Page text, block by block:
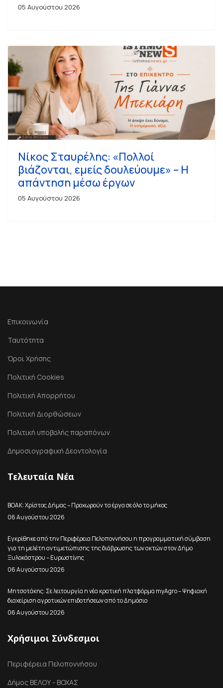
05 Αυγούστου 2026
Νίκος Σταυρέλης: «Πολλοί
βιάζονται, εμείς δουλεύουμε» – Η
απάντηση μέσω έργων
05 Αυγούστου 2026
Επικοινωνία
Ταυτότητα
Όροι Χρήσης
Πολιτική Cookies
Πολιτική Απορρήτου
Πολιτική Διορθώσεων
Πολιτική υποβολής παραπόνων
Δημοσιογραφική Δεοντολογία
Τελευταία Νέα
ΒΟΑΚ: Χρίστος Δήμας – Προχωρούν τα έργα σε όλο το μήκος
06 Αυγούστου 2026
Εγκρίθηκε από την Περιφέρεια Πελοποννήσου η προγραμματική σύμβαση
για τη μελέτη αντιμετώπισης της διάβρωσης των ακτών στον Δήμο
Ξυλοκάστρου – Ευρωστίνης
06 Αυγούστου 2026
Μητσοτάκης: Σε λειτουργία η νέα κρατική πλατφόρμα myAgro – Ψηφιακή
διαχείριση αγροτικών επιδοτήσεων από το Δημόσιο
06 Αυγούστου 2026
Χρήσιμοι Σύνδεσμοι
Περιφέρεια Πελοποννήσου
Δήμος ΒΕΛΟΥ - ΒΟΧΑΣ